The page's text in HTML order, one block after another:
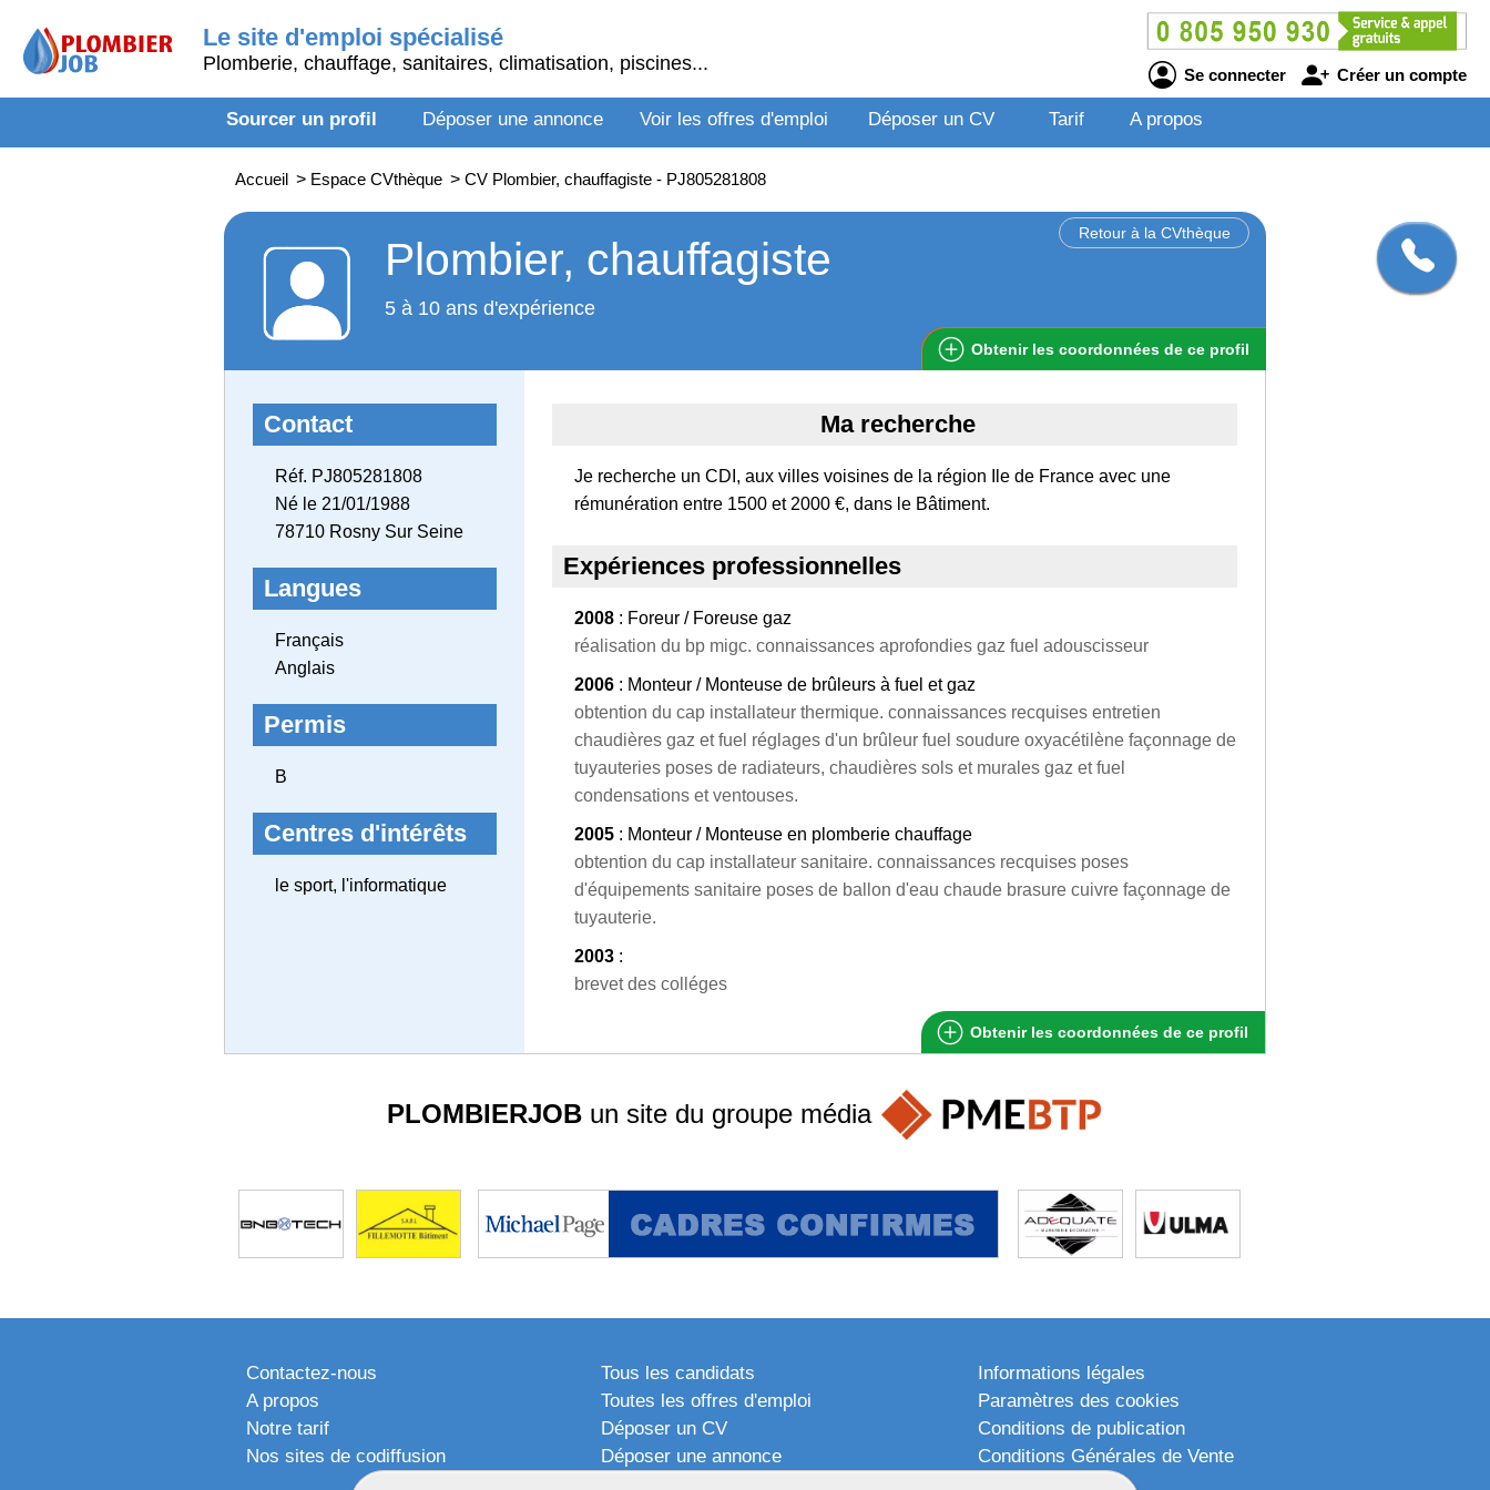
Le site d'emploi spécialisé
Plomberie, chauffage, sanitaires, climatisation, piscines...
Se connecter Créer un compte
Sourcer un profil Déposer une annonce Voir les offres d'emploi Déposer un CV Tarif A propos
Accueil > Espace CVthèque > CV Plombier, chauffagiste - PJ805281808
Retour à la CVthèque
Plombier, chauffagiste
5 à 10 ans d'expérience
Obtenir les coordonnées de ce profil
Contact
Réf. PJ805281808
Né le 21/01/1988
78710 Rosny Sur Seine
Langues
Français
Anglais
Permis
B
Centres d'intérêts
le sport, l'informatique
Ma recherche
Je recherche un CDI, aux villes voisines de la région Ile de France avec une
rémunération entre 1500 et 2000 €, dans le Bâtiment.
Expériences professionnelles
2008 : Foreur / Foreuse gaz
réalisation du bp migc. connaissances aprofondies gaz fuel adouscisseur
2006 : Monteur / Monteuse de brûleurs à fuel et gaz
obtention du cap installateur thermique. connaissances recquises entretien
chaudières gaz et fuel réglages d'un brûleur fuel soudure oxyacétilène façonnage de
tuyauteries poses de radiateurs, chaudières sols et murales gaz et fuel
condensations et ventouses.
2005 : Monteur / Monteuse en plomberie chauffage
obtention du cap installateur sanitaire. connaissances recquises poses
d'équipements sanitaire poses de ballon d'eau chaude brasure cuivre façonnage de
tuyauterie.
2003 :
brevet des colléges
Obtenir les coordonnées de ce profil
PLOMBIERJOBun site du groupe média
Contactez-nous
A propos
Notre tarif
Nos sites de codiffusion
Tous les candidats
Toutes les offres d'emploi
Déposer un CV
Déposer une annonce
Informations légales
Paramètres des cookies
Conditions de publication
Conditions Générales de Vente